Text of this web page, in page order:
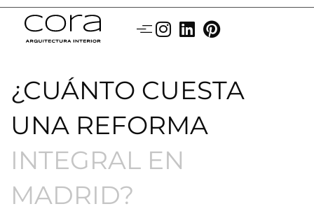
¿CUÁNTO CUESTA
UNA REFORMA
INTEGRAL EN
MADRID?